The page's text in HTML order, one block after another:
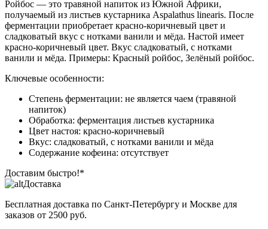
Ройбос — это травяной напиток из Южной Африки,
получаемый из листьев кустарника Aspalathus linearis. После
ферментации приобретает красно-коричневый цвет и
сладковатый вкус с нотками ванили и мёда. Настой имеет
красно-коричневый цвет. Вкус сладковатый, с нотками
ванили и мёда. Примеры: Красный ройбос, Зелёный ройбос.
Ключевые особенности:
Степень ферментации: не является чаем (травяной
напиток)
Обработка: ферментация листьев кустарника
Цвет настоя: красно-коричневый
Вкус: сладковатый, с нотками ванили и мёда
Содержание кофеина: отсутствует
Доставим быстро!*
Доставка
Бесплатная доставка по Санкт-Петербургу и Москве для
заказов от 2500 руб.